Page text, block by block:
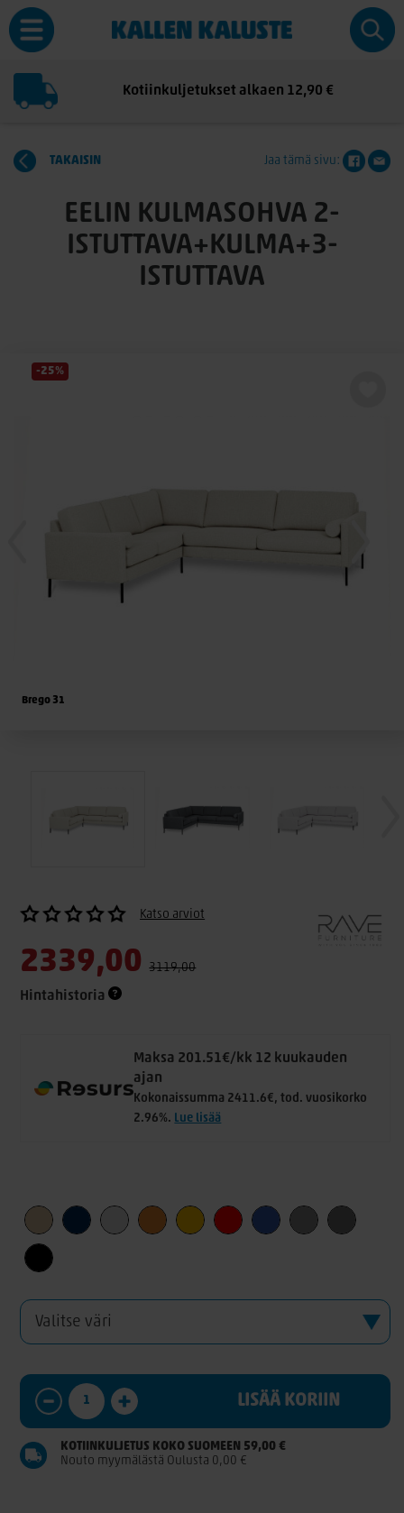
Kotiinkuljetukset alkaen 12,90 €
TAKAISIN Jaa tämä sivu:
EELIN KULMASOHVA 2-
ISTUTTAVA+KULMA+3-
ISTUTTAVA
-25%
Brego 31
Katso arviot
2339,00 3119,00
Hintahistoria
Maksa 201.51€/kk 12 kuukauden
ajan
Kokonaissumma 2411.6€, tod. vuosikorko
2.96%. Lue lisää
LISÄÄ KORIIN
KOTIINKULJETUS KOKO SUOMEEN 59,00 €
Nouto myymälästä Oulusta 0,00 €